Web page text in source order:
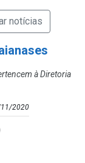
Busca de Notícias
à Diretoria
11/2020